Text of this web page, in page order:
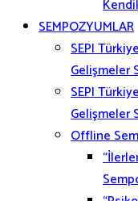
SEMPOZYUMLAR
SEPI
Gelişmeler
SEPI
Gelişmeler
Offline